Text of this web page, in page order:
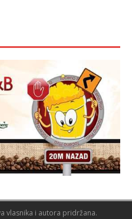
vlasnika i autora pridržana.